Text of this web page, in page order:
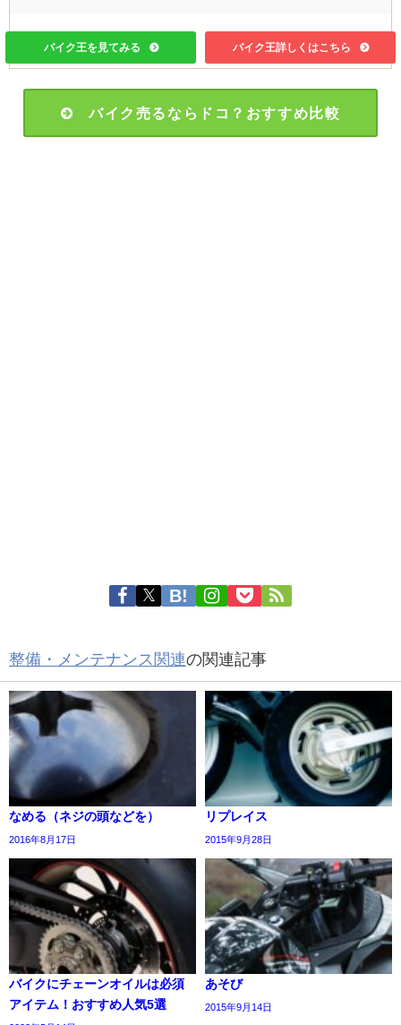
バイク王を見てみる バイク王詳しくはこちら
バイク売るならドコ？おすすめ比較
整備・メンテナンス関連の関連記事
なめる（ネジの頭などを）
2016年8月17日
リプレイス
2015年9月28日
バイクにチェーンオイルは必須
アイテム！おすすめ人気5選
あそび
2015年9月14日